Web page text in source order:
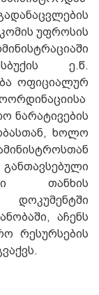
უფროსის
ე.წ.
ოფიციალურ
ნარატივების
ხოლო
თანხის
დოკუმენტში
აჩენს
რესურსების